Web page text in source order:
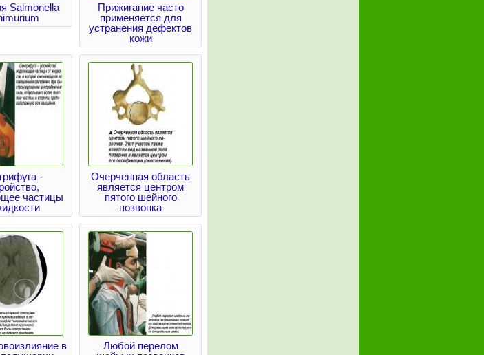
Salmonella
Прижигание часто
применяется для
устранения дефектов
кожи
-
частицы
Очерченная область
является центром
пятого шейного
позвонка
в
Любой перелом